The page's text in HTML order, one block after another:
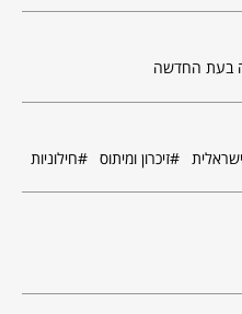
בעת החדשה
זיכרון ומיתוס חילוניות